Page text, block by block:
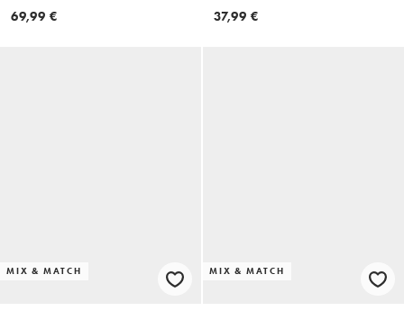
69,99 €
37,99 €
MIX & MATCH MIX & MATCH